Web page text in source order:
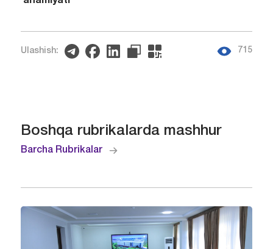
Ulashish: 715
Boshqa rubrikalarda mashhur
Barcha Rubrikalar